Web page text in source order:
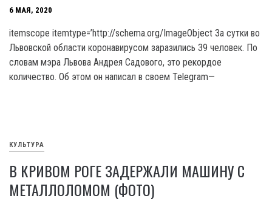
6 МАЯ, 2020
itemscope itemtype=’http://schema.org/ImageObject За сутки во
Львовской области коронавирусом заразились 39 человек. По
словам мэра Львова Андрея Садового, это рекордое
количество. Об этом он написал в своем Telegram—
КУЛЬТУРА
В КРИВОМ РОГЕ ЗАДЕРЖАЛИ МАШИНУ С
МЕТАЛЛОЛОМОМ (ФОТО)